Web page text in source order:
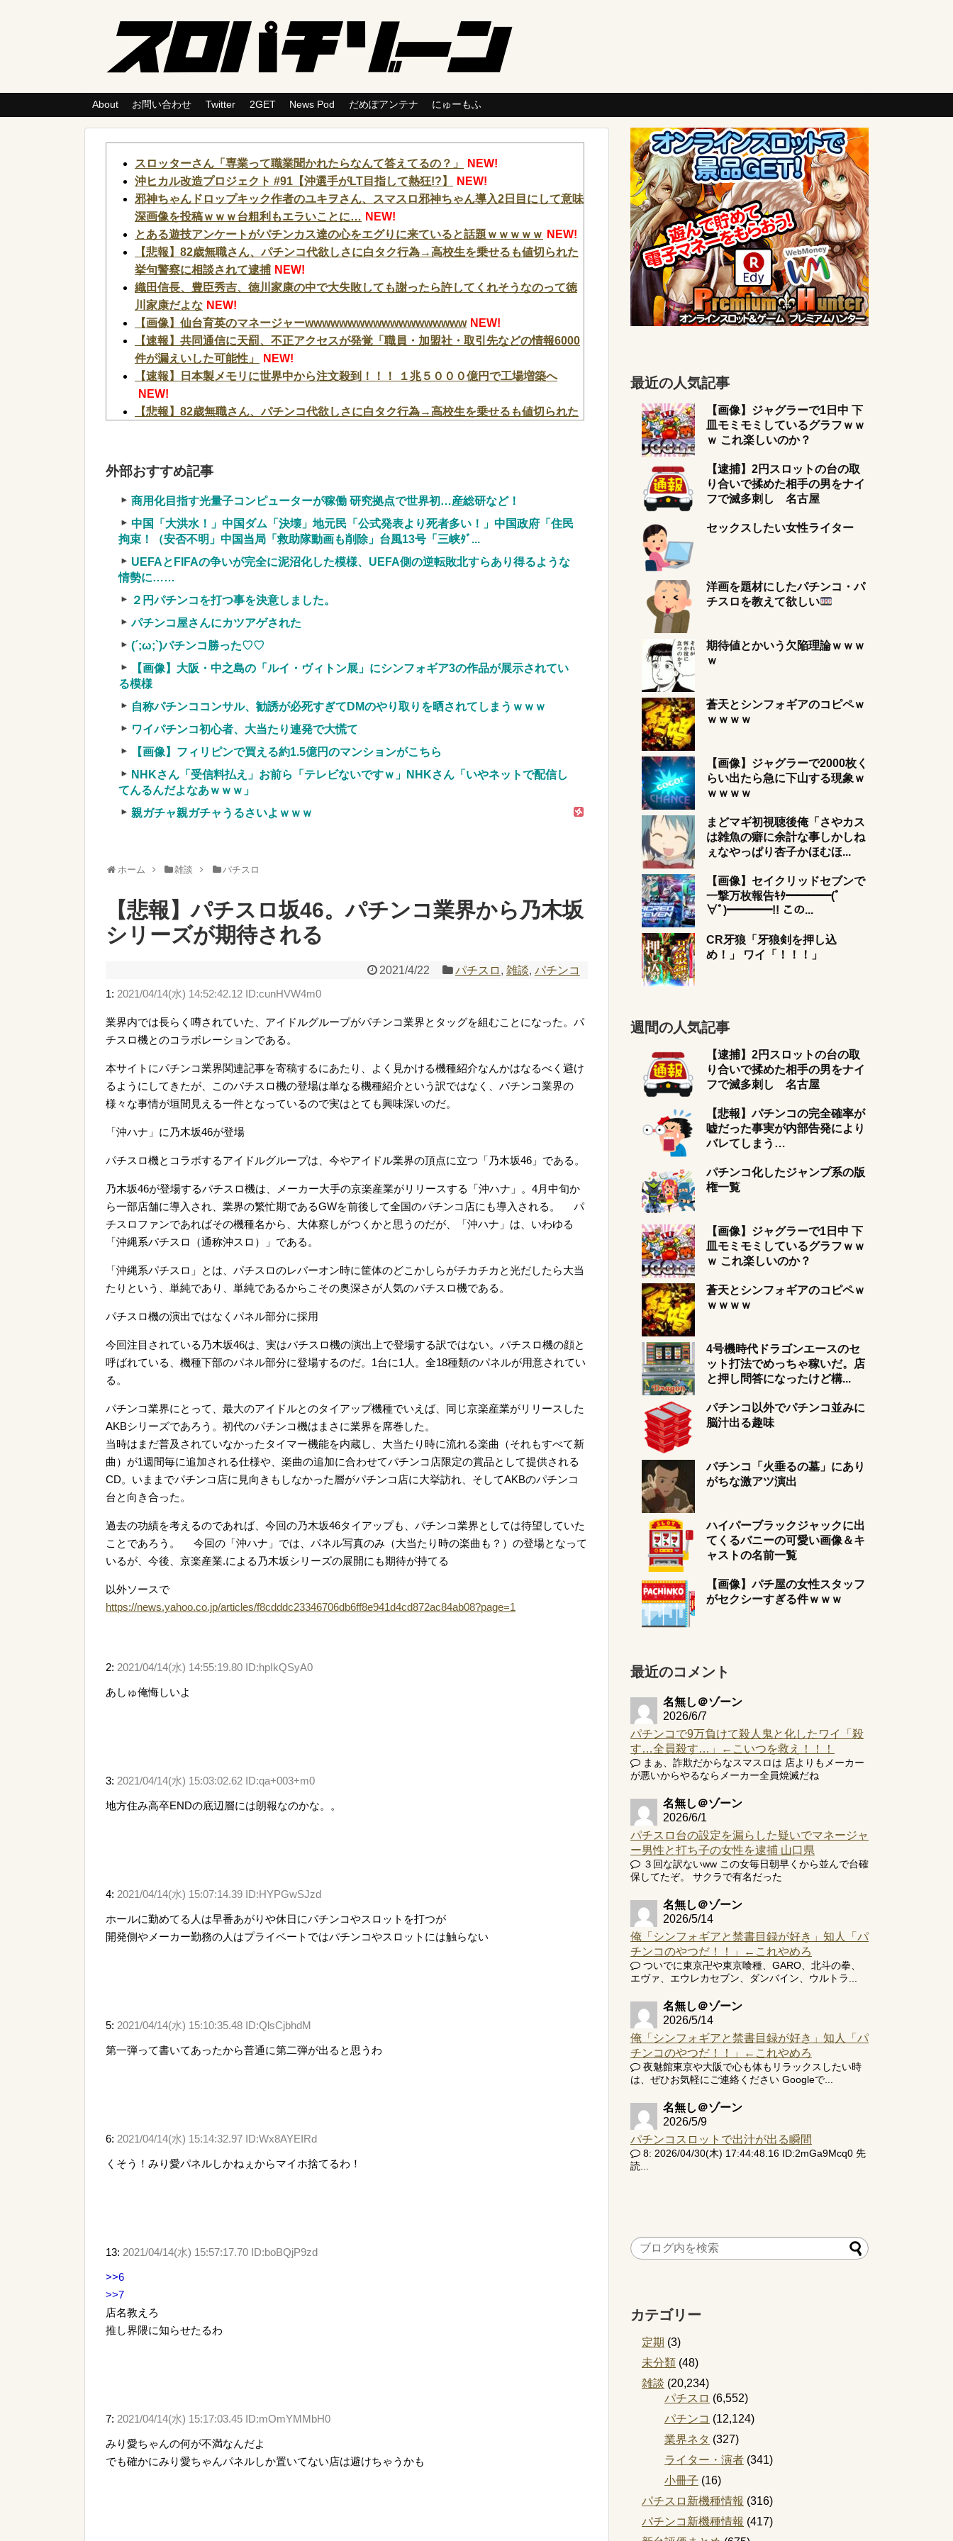
About お問い合わせ Twitter 2GET News Pod だめぽアンテナ にゅーもふ
スロッターさん「専業って職業聞かれたらなんて答えてるの？」
NEW!
沖ヒカル改造プロジェクト #91【沖選手がLT目指して熱狂!?】
NEW!
邪神ちゃんドロップキック作者のユキヲさん、スマスロ邪神ちゃん導入2日目にして意味
深画像を投稿ｗｗｗ台粗利もエラいことに… NEW!
とある遊技アンケートがパチンカス達の心をエグりに来ていると話題ｗｗｗｗｗ NEW!
【悲報】82歳無職さん、パチンコ代欲しさに白タク行為→高校生を乗せるも値切られた
挙句警察に相談されて逮捕 NEW!
織田信長、豊臣秀吉、徳川家康の中で大失敗しても謝ったら許してくれそうなのって徳
川家康だよな NEW!
【画像】仙台育英のマネージャーwwwwwwwwwwwwwwwwwww NEW!
【速報】共同通信に天罰、不正アクセスが発覚「職員・加盟社・取引先などの情報6000
件が漏えいした可能性」
NEW!
【速報】日本製メモリに世界中から注文殺到！！！ １兆５０００億円で工場増築へ
NEW!
【悲報】82歳無職さん、パチンコ代欲しさに白タク行為→高校生を乗せるも値切られた
ミニゲームも搭載されている模様
邪神ちゃん作者「打たなきゃ良かった・・・」
4号機ジジイ「どんなノーマルタイプでも下皿はガッチガチがデフォ」←マジで無駄な事
やってるよな
NEW!
【ファ！？】面接官「日本に刀鍛冶は何人いるか推定してください」 俺「188人で
す」 面接官「どういう風に考えましたか？」 俺「知ってました」→この後『こう』
なったんだがマジで納得いかない！！！！！
【衝撃】YouTuber山口達也さん、チェンソーで竹を切るだけで600万再生を突破してし
まう←正直、こう言うのでいいんだよなw w w w w w w w
【超絶悲報】婚活女子さん、残酷な現実に気付いてしまった結果…
実質確率という罠
車上のテントでキャンプ 民泊施設が車のレンタル 五所川原 青森
名機が生まれなかった悲しい枠
外部おすすめ記事
商用化目指す光量子コンピューターが稼働 研究拠点で世界初…産総研など！
中国「大洪水！」中国ダム「決壊」地元民「公式発表より死者多い！」中国政府「住民
拘束！（安否不明」中国当局「救助隊動画も削除」台風13号「三峡ﾀﾞ...
UEFAとFIFAの争いが完全に泥沼化した模様、UEFA側の逆転敗北すらあり得るような
情勢に……
２円パチンコを打つ事を決意しました。
パチンコ屋さんにカツアゲされた
(´;ω;`)パチンコ勝った♡♡
【画像】大阪・中之島の「ルイ・ヴィトン展」にシンフォギア3の作品が展示されてい
る模様
自称パチンココンサル、勧誘が必死すぎてDMのやり取りを晒されてしまうｗｗｗ
ワイパチンコ初心者、大当たり連発で大慌て
【画像】フィリピンで買える約1.5億円のマンションがこちら
NHKさん「受信料払え」お前ら「テレビないですｗ」NHKさん「いやネットで配信し
てんるんだよなあｗｗｗ」
親ガチャ親ガチャうるさいよｗｗｗ
ホーム 雑談 パチスロ
【悲報】パチスロ坂46。パチンコ業界から乃木坂
シリーズが期待される
2021/4/22 パチスロ , 雑談, パチンコ
1: 2021/04/14(水) 14:52:42.12 ID:cunHVW4m0
業界内では長らく噂されていた、アイドルグループがパチンコ業界とタッグを組むことになった。パ
チスロ機とのコラボレーションである。
本サイトにパチンコ業界関連記事を寄稿するにあたり、よく見かける機種紹介なんかはなるべく避け
るようにしてきたが、このパチスロ機の登場は単なる機種紹介という訳ではなく、パチンコ業界の
様々な事情が垣間見える一件となっているので実はとても興味深いのだ。
「沖ハナ」に乃木坂46が登場
パチスロ機とコラボするアイドルグループは、今やアイドル業界の頂点に立つ「乃木坂46」である。
乃木坂46が登場するパチスロ機は、メーカー大手の京楽産業がリリースする「沖ハナ」。4月中旬か
ら一部店舗に導入され、業界の繁忙期であるGWを前後して全国のパチンコ店にも導入される。 パ
チスロファンであればその機種名から、大体察しがつくかと思うのだが、「沖ハナ」は、いわゆる
「沖縄系パチスロ（通称沖スロ）」である。
「沖縄系パチスロ」とは、パチスロのレバーオン時に筐体のどこかしらがチカチカと光だしたら大当
たりという、単純であり、単純であるからこその奥深さが人気のパチスロ機である。
パチスロ機の演出ではなくパネル部分に採用
今回注目されている乃木坂46は、実はパチスロ機の演出上で登場する訳ではない。パチスロ機の顔と
呼ばれている、機種下部のパネル部分に登場するのだ。1台に1人。全18種類のパネルが用意されてい
る。
パチンコ業界にとって、最大のアイドルとのタイアップ機種でいえば、同じ京楽産業がリリースした
AKBシリーズであろう。初代のパチンコ機はまさに業界を席巻した。
当時はまだ普及されていなかったタイマー機能を内蔵し、大当たり時に流れる楽曲（それもすべて新
曲）が1週間毎に追加される仕様や、楽曲の追加に合わせてパチンコ店限定の賞品として提供される
CD。いままでパチンコ店に見向きもしなかった層がパチンコ店に大挙訪れ、そしてAKBのパチンコ
台と向き合った。
過去の功績を考えるのであれば、今回の乃木坂46タイアップも、パチンコ業界としては待望していた
ことであろう。 今回の「沖ハナ」では、パネル写真のみ（大当たり時の楽曲も？）の登場となって
いるが、今後、京楽産業.による乃木坂シリーズの展開にも期待が持てる
以外ソースで
https://news.yahoo.co.jp/articles/f8cdddc23346706db6ff8e941d4cd872ac84ab08?page=1
2: 2021/04/14(水) 14:55:19.80 ID:hpIkQSyA0
あしゅ俺悔しいよ
3: 2021/04/14(水) 15:03:02.62 ID:qa+003+m0
地方住み高卒ENDの底辺層には朗報なのかな。。
4: 2021/04/14(水) 15:07:14.39 ID:HYPGwSJzd
ホールに勤めてる人は早番あがりや休日にパチンコやスロットを打つが
開発側やメーカー勤務の人はプライベートではパチンコやスロットには触らない
5: 2021/04/14(水) 15:10:35.48 ID:QlsCjbhdM
第一弾って書いてあったから普通に第二弾が出ると思うわ
6: 2021/04/14(水) 15:14:32.97 ID:Wx8AYEIRd
くそう！みり愛パネルしかねぇからマイホ捨てるわ！
13: 2021/04/14(水) 15:57:17.70 ID:boBQjP9zd
>>6
>>7
店名教えろ
推し界隈に知らせたるわ
7: 2021/04/14(水) 15:17:03.45 ID:mOmYMMbH0
みり愛ちゃんの何が不満なんだよ
でも確かにみり愛ちゃんパネルしか置いてない店は避けちゃうかも
最近の人気記事
【画像】ジャグラーで1日中 下
皿モミモミしているグラフｗｗ
ｗ これ楽しいのか？
【逮捕】2円スロットの台の取
り合いで揉めた相手の男をナイ
フで滅多刺し 名古屋
セックスしたい女性ライター
洋画を題材にしたパチンコ・パ
チスロを教えて欲しい
期待値とかいう欠陥理論ｗｗｗ
ｗ
蒼天とシンフォギアのコピペｗ
ｗｗｗｗ
【画像】ジャグラーで2000枚く
らい出たら急に下山する現象ｗ
ｗｗｗｗ
まどマギ初視聴後俺「さやカス
は雑魚の癖に余計な事しかしね
ぇなやっぱり杏子かほむほ...
【画像】セイクリッドセブンで
一撃万枚報告ｷﾀ━━━━(ﾟ
∀ﾟ)━━━━!! この...
CR牙狼「牙狼剣を押し込
め！」 ワイ「！！！」
週間の人気記事
【逮捕】2円スロットの台の取
り合いで揉めた相手の男をナイ
フで滅多刺し 名古屋
【悲報】パチンコの完全確率が
嘘だった事実が内部告発により
バレてしまう…
パチンコ化したジャンプ系の版
権一覧
【画像】ジャグラーで1日中 下
皿モミモミしているグラフｗｗ
ｗ これ楽しいのか？
蒼天とシンフォギアのコピペｗ
ｗｗｗｗ
4号機時代ドラゴンエースのセ
ット打法でめっちゃ稼いだ。店
と押し問答になったけど構...
パチンコ以外でパチンコ並みに
脳汁出る趣味
パチンコ「火垂るの墓」にあり
がちな激アツ演出
ハイパーブラックジャックに出
てくるバニーの可愛い画像＆キ
ャストの名前一覧
【画像】パチ屋の女性スタッフ
がセクシーすぎる件ｗｗｗ
最近のコメント
名無し＠ゾーン
2026/6/7
パチンコで9万負けて殺人鬼と化したワイ「殺
す…全員殺す…」←こいつを救え！！！
まぁ、詐欺だからなスマスロは 店よりもメーカー
が悪いからやるならメーカー全員焼滅だね
名無し＠ゾーン
2026/6/1
パチスロ台の設定を漏らした疑いでマネージャ
ー男性と打ち子の女性を逮捕 山口県
３回な訳ないww この女毎日朝早くから並んで台確
保してたぞ。 サクラで有名だった
名無し＠ゾーン
2026/5/14
俺「シンフォギアと禁書目録が好き」知人「パ
チンコのやつだ！！」←これやめろ
ついでに東京卍や東京喰種、GARO、北斗の拳、
エヴァ、エウレカセブン、ダンバイン、ウルトラ...
名無し＠ゾーン
2026/5/14
俺「シンフォギアと禁書目録が好き」知人「パ
チンコのやつだ！！」←これやめろ
夜魅館東京や大阪で心も体もリラックスしたい時
は、ぜひお気軽にご連絡ください Googleで...
名無し＠ゾーン
2026/5/9
パチンコスロットで出汁が出る瞬間
8: 2026/04/30(木) 17:44:48.16 ID:2mGa9Mcq0 先
読...
カテゴリー
定期 (3)
未分類 (48)
雑談 (20,234)
パチスロ (6,552)
パチンコ (12,124)
業界ネタ (327)
ライター・演者 (341)
小冊子 (16)
パチスロ新機種情報 (316)
パチンコ新機種情報 (417)